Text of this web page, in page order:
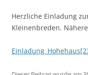
Herzliche Einladung
Kleinenbreden.